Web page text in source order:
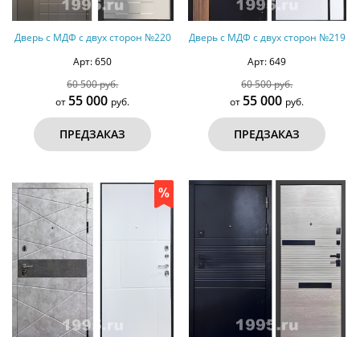
Дверь с МДФ с двух сторон №220
Арт: 650
60 500 руб.
от 55 000 руб.
ПРЕДЗАКАЗ
Дверь с МДФ с двух сторон №219
Арт: 649
60 500 руб.
от 55 000 руб.
ПРЕДЗАКАЗ